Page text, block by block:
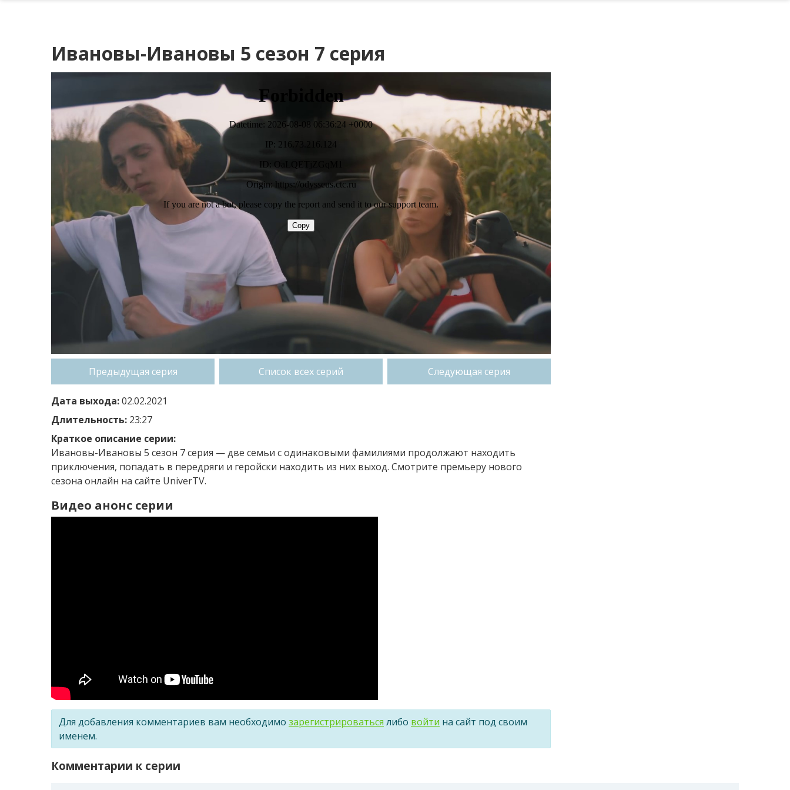
Ивановы-Ивановы 5 сезон 7 серия
Предыдущая серия Список всех серий Следующая серия
Дата выхода:02.02.2021
Длительность: 23:27
Краткое описание серии:
Ивановы-Ивановы 5 сезон 7 серия — две семьи с одинаковыми фамилиями продолжают находить
приключения, попадать в передряги и геройски находить из них выход. Смотрите премьеру нового
сезона онлайн на сайте UniverTV.
Видео анонс серии
Для добавления комментариев вам необходимо зарегистрироваться либо войти на сайт под своим
именем.
Комментарии к серии